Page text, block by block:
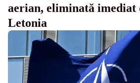
aerian, eliminată imediat
Letonia